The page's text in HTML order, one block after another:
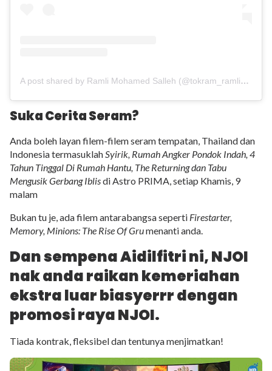
A post shared by Ramli Mohamed Salleh (@tokram_ramlims)
Suka Cerita Seram?
Anda boleh layan filem-filem seram tempatan, Thailand dan
Indonesia termasuklahSyirik, Rumah Angker Pondok Indah, 4
Tahun Tinggal Di Rumah Hantu, The Returning dan Tabu
Mengusik Gerbang Iblisdi Astro PRIMA, setiap Khamis, 9
malam
Bukan tu je, ada filem antarabangsa seperti Firestarter,
Memory, Minions: The Rise Of Grumenanti anda.
Dan sempena Aidilfitri ni, NJOI
nak anda raikan kemeriahan
ekstra luar biasyerrr dengan
promosi raya NJOI.
Tiada kontrak, fleksibel dan tentunya menjimatkan!